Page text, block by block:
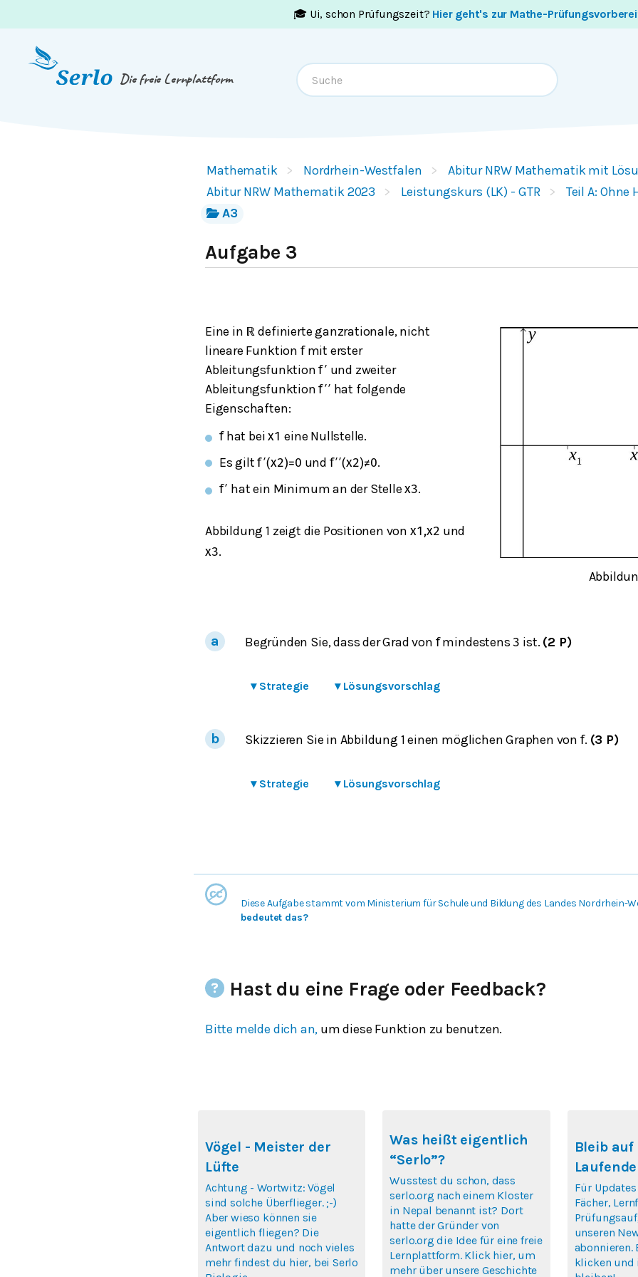
🎓 Ui, schon Prüfungszeit? Hier geht's zur Mathe-
Die freie Lernplattform
Mathematik Nordrhein-Westfalen
Abitur NRW Mathematik mit
Abitur NRW Mathematik 2023
Leistungskurs (LK) - GTR
Teil A:
A3
Aufgabe 3
Eine in ℝ definierte ganzrationale, nicht
lineare Funktion fmit erster
Ableitungsfunktionf′ und zweiter
Ableitungsfunktionf′′ hat folgende
Eigenschaften:
fhat beix1 eine Nullstelle.
Es giltf′(x2)=0 und f′′(x2)≠0.
f′ hat ein Minimum an der Stellex3.
Abbildung 1 zeigt die Positionen von x1 ,x2 und
x3.
Begründen Sie, dass der Grad von fmindestens3 ist. (2 P)
▾ Strategie ▾ Lösungsvorschlag
Skizzieren Sie in Abbildung 1 einen möglichen Graphen von f. (3 P)
▾ Strategie ▾ Lösungsvorschlag
Diese Aufgabe stammt vom Ministerium für Schule und Bildung des Landes Nordrhein-
bedeutet das?
Hast du eine Frage oder Feedback?
Bitte melde dich an, um diese Funktion zu benutzen.
Vögel - Meister der
Lüfte
Achtung - Wortwitz: Vögel
sind solche Überflieger. ;-)
Aber wieso können sie
eigentlich fliegen? Die
Antwort dazu und noch vieles
mehr findest du hier, bei Serlo
Was heißt eigentlich
“Serlo”?
Wusstest du schon, dass
serlo.org nach einem Kloster
in Nepal benannt ist? Dort
hatte der Gründer von
serlo.org die Idee für eine freie
Lernplattform. Klick hier, um
mehr über unsere Geschichte
Bleib auf
Für
Fächer,
unseren
abonnieren.
klicken